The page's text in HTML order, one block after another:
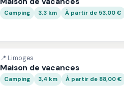
Camping 3,3 km À partir de 53,00 €
📍 Limoges
Maison de vacances
Camping 3,4 km À partir de 88,00 €